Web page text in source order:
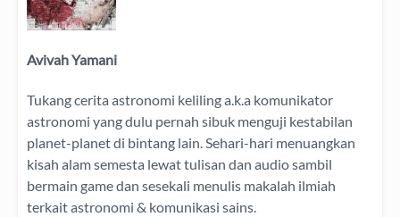
Avivah Yamani
Tukang cerita astronomi kelilinga.k.a komunikator
astronomi yang dulu pernah sibuk menguji kestabilan
planet-planet di bintang lain. Sehari-hari menuangkan
kisah alam semesta lewattulisan dan audiosambil
bermain game dan sesekali menulis makalah ilmiah
terkait astronomi & komunikasi sains.